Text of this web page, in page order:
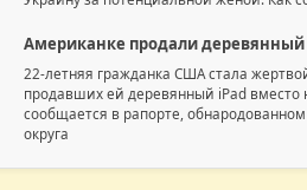
Американке продали деревянный
22-летняя гражданка США стала
продавших ей деревянный iPad вместо
сообщается в рапорте,
округа